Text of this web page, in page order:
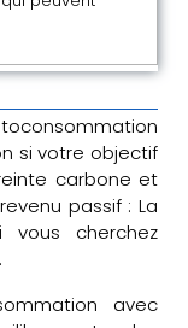
si votre objectif
carbone et
passif : La
cherchez
avec